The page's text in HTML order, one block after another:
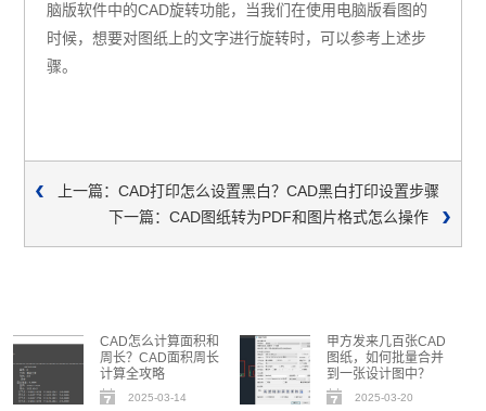
脑版软件中的CAD旋转功能，当我们在使用电脑版看图的
时候，想要对图纸上的文字进行旋转时，可以参考上述步
骤。
上一篇：CAD打印怎么设置黑白？CAD黑白打印设置步骤
下一篇：CAD图纸转为PDF和图片格式怎么操作
CAD怎么计算面积和
周长？CAD面积周长
计算全攻略
2025-03-14
甲方发来几百张CAD
图纸，如何批量合并
到一张设计图中？
2025-03-20